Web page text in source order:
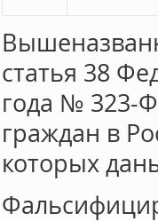
статья 38
года № 323-
граждан в
которых